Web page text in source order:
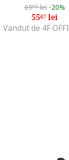
6959lei -20%
5567 lei
Vandut de 4F